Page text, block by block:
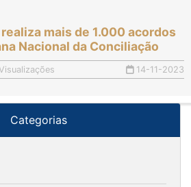
mais de 1.000 acordos
Nacional da Conciliação
14-11-2023
Categorias